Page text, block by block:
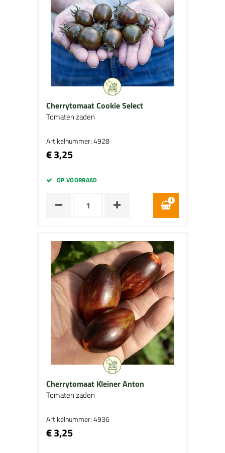
Cherrytomaat Cookie Select
Tomaten zaden
Artikelnummer: 4928
€ 3,25
OP VOORRAAD
Cherrytomaat Kleiner Anton
Tomaten zaden
Artikelnummer: 4936
€ 3,25